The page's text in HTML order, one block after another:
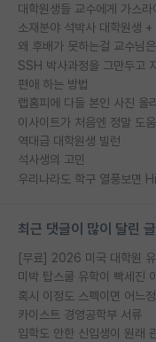
소재분야 석박사 대학원생
편애 하는 방법
랩홈피에 다들 본인 사진 올
이사이트가 처음엔 정말 도움
역대급 대학원생 빌런
석사생의 고민
최근 댓글이 많이 달린 글
미박 탑스쿨 유학이 빡세진
혹시 이정도 스펙이면 어느
카이스트 경영공학부 서류
입학도 안한 신입생이 원래